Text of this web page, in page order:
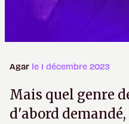
Agar le 1 décembre 2023
Mais quel genre
d'abord